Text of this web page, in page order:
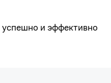
и эффективно